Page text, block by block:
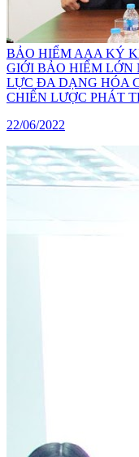
BẢO HIỂM AAA KÝ
GIỚI BẢO HIỂM
LỰC ĐA DẠNG HÓA
CHIẾN LƯỢC PHÁT
22/06/2022